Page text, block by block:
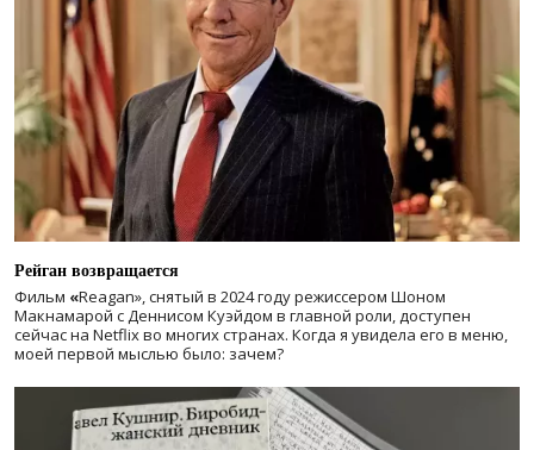
Рейган возвращается
Фильм «Reagan», снятый в 2024 годурежиссером Шоном
Макнамарой с Деннисом Куэйдом в главной роли, доступен
сейчас на Netflix во многих странах. Когда я увидела его в меню,
моей первой мыслью было: зачем?